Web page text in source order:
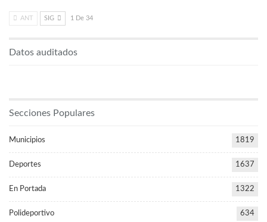
ANT SIG 1 De 34
Datos auditados
Secciones Populares
Municipios 1819
Deportes 1637
En Portada 1322
Polideportivo 634